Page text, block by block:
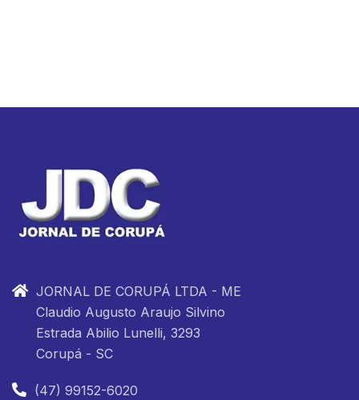
JORNAL DE CORUPÁ LTDA - ME
Claudio Augusto Araujo Silvino
Estrada Abilio Lunelli, 3293
Corupá - SC
(47) 99152-6020